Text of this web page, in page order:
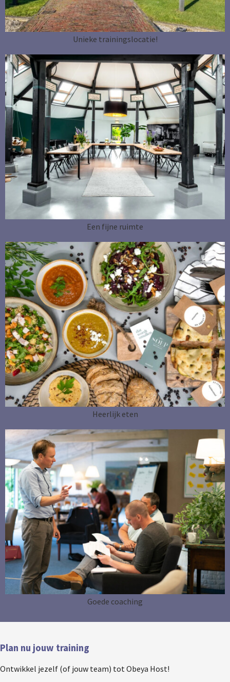
Unieke trainingslocatie!
Een fijne ruimte
Heerlijk eten
Goede coaching
Plan nu jouw training
Ontwikkel jezelf (of jouw team) tot Obeya Host!